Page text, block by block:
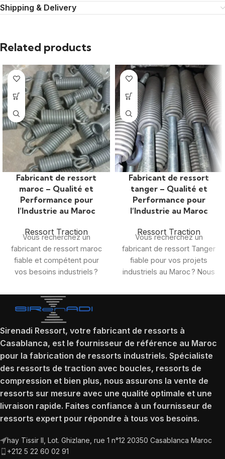
Shipping & Delivery
Related products
Fabricant de ressort
maroc – Qualité et
Performance pour
l’Industrie au Maroc
Ressort Traction
Vous recherchez un
fabricant de ressort maroc
fiable et compétent pour
vos besoins industriels ?
Maroc se
Fabricant de ressort
tanger – Qualité et
Performance pour
l’Industrie au Maroc
Ressort Traction
Vous recherchez un
fabricant de ressort Tanger
fiable pour vos projets
industriels au Maroc ? Nous
une
Sirenadi Ressort, votre fabricant de ressorts à
Casablanca, est le fournisseur de référence au Maroc
pour la fabrication de ressorts industriels. Spécialiste
des ressorts de traction avec boucles, ressorts de
compression et bien plus, nous assurons la vente de
ressorts sur mesure avec une qualité optimale et une
livraison rapide. Faites confiance à un fournisseur de
ressorts expert pour répondre à tous vos besoins.
hay Tissir II, Lot. Ghizlane, rue 1 n°12 20350 Casablanca Maroc
+212 5 22 60 02 91